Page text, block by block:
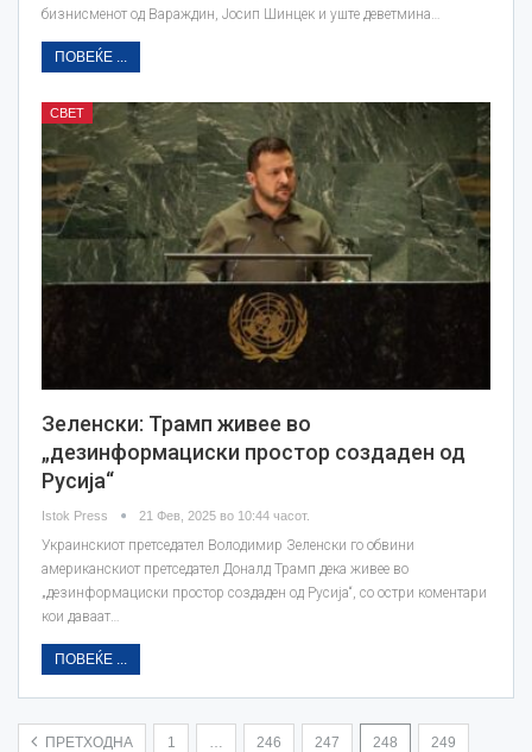
бизнисменот од Вараждин, Јосип Шинцек и уште деветмина…
ПОВЕЌЕ ...
СВЕТ
Зеленски: Трамп живее во
„дезинформациски простор создаден од
Русија“
Istok Press 21 Фев, 2025 во 10:44 часот.
Украинскиот претседател Володимир Зеленски го обвини
американскиот претседател Доналд Трамп дека живее во
„дезинформациски простор создаден од Русија“, со остри коментари
кои даваат…
ПОВЕЌЕ ...
ПРЕТХОДНА 1 246 247 248 249